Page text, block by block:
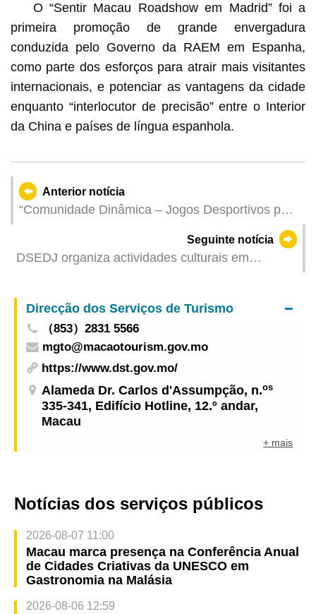
O “Sentir Macau Roadshow em Madrid” foi a
primeira promoção de grande envergadura
conduzida pelo Governo da RAEM em Espanha,
como parte dos esforços para atrair mais visitantes
internacionais, e potenciar as vantagens da cidade
enquanto “interlocutor de precisão” entre o Interior
da China e países de língua espanhola.
Anterior notícia
“Comunidade Dinâmica – Jogos Desportivos para
Seguinte notícia
DSEDJ organiza actividades culturais em
Portugal para alargar o intercâmbio da rede de
amizade entre jovens da China e de Portugal
Direcção dos Serviços de Turismo
（853）2831 5566
mgto@macaotourism.gov.mo
https://www.dst.gov.mo/
Alameda Dr. Carlos d'Assumpção, n.os
335-341, Edifício Hotline, 12.º andar,
Macau
+ mais
Notícias dos serviços públicos
2026-08-07 11:00
Macau marca presença na Conferência Anual
de Cidades Criativas da UNESCO em
Gastronomia na Malásia
2026-08-06 12:59